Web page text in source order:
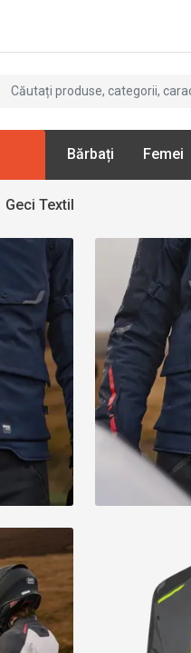
Bărbați Femei
Geci Textil